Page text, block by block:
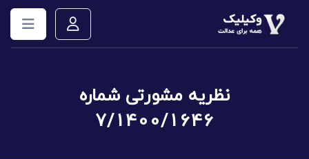
نظریه مشورتی شماره
7/1400/1646